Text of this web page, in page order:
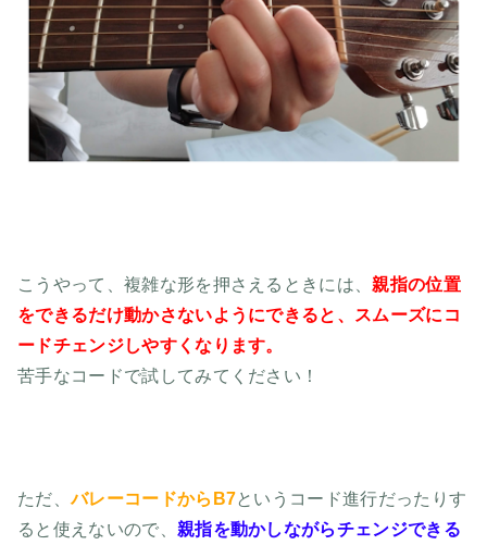
こうやって、複雑な形を押さえるときには、親指の位置
をできるだけ動かさないようにできると、スムーズにコ
ードチェンジしやすくなります。
苦手なコードで試してみてください！
ただ、バレーコードからB7というコード進行だったりす
ると使えないので、 親指を動かしながらチェンジできる